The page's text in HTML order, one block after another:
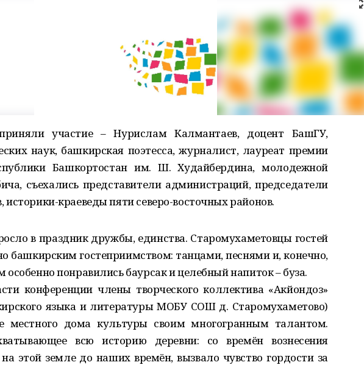
участие – Нурислам Калмантаев, доцент БашГУ,
наук, башкирская поэтесса, журналист, лауреат премии
Башкортостан им. Ш. Худайбердина, молодежной
съехались представители администраций, председатели
историки-краеведы пяти северо-восточных районов.
в праздник дружбы, единства. Старомухаметовцы гостей
башкирским гостеприимством: танцами, песнями и, конечно,
особенно понравились баурсак и целебный напиток – буза.
конференции члены творческого коллектива «Акйондоз»
языка и литературы МОБУ СОШ д. Старомухаметово)
местного дома культуры своим многогранным талантом.
всю историю деревни: со времён вознесения
этой земле до наших времён, вызвало чувство гордости за